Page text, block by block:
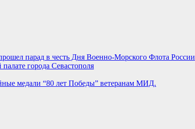
парад в честь Дня Военно-Морского Флота России
города Севастополя
медали “80 лет Победы” ветеранам МИД.